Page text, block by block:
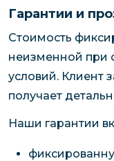
Гарантии и
Стоимость
неизменной при
условий. Клиент
получает
Наши гарантии